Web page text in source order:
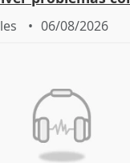
06/08/2026